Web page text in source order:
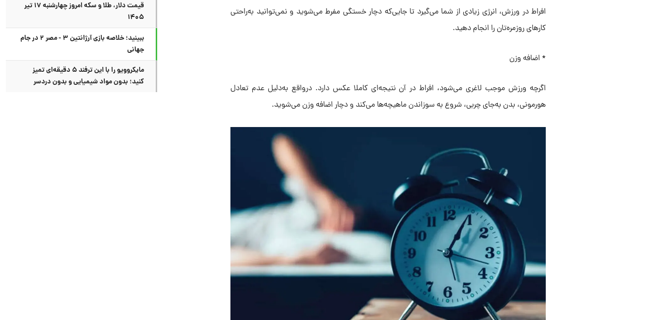
افراط در ورزش، انرژی زیادی از شما می‌گیرد تا جایی‌که دچار خستگی مفرط می‌شوید و نمی‌توانید به‌راحتی
کارهای روزمره‌تان را انجام دهید.
* اضافه وزن
اگرچه ورزش موجب لاغری می‌شود، افراط در آن نتیجه‌ای کاملا عکس دارد. درواقع به‌دلیل عدم تعادل
هورمونی، بدن به‌جای چربی، شروع به سوزاندن ماهیچه‌ها می‌کند و دچار اضافه وزن می‌شوید.
قیمت دلار، طلا و سکه امروز چهارشنبه ۱۷ تیر
۱۴۰۵
ببینید؛ خلاصه بازی آرژانتین ۳ - مصر ۲ در جام
جهانی
مایکروویو را با این ترفند ۵ دقیقه‌ای تمیز
کنید؛ بدون مواد شیمیایی و بدون دردسر